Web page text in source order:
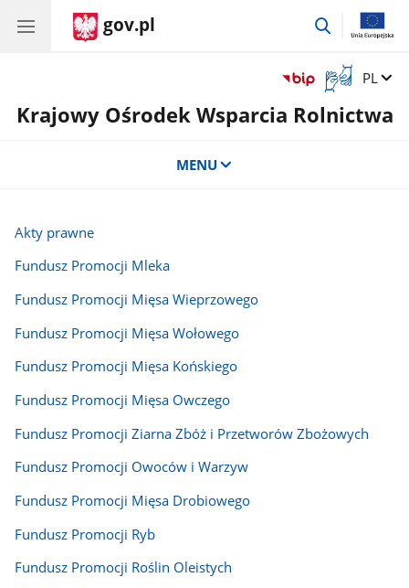
gov.pl
przejdź
Otwórz
okno
z
Zmień
PL
Krajowy Ośrodek Wsparcia Rolnictwa
MENU
Akty prawne
Fundusz Promocji Mleka
Fundusz Promocji Mięsa Wieprzowego
Fundusz Promocji Mięsa Wołowego
Fundusz Promocji Mięsa Końskiego
Fundusz Promocji Mięsa Owczego
Fundusz Promocji Ziarna Zbóż i Przetworów Zbożowych
Fundusz Promocji Owoców i Warzyw
Fundusz Promocji Mięsa Drobiowego
Fundusz Promocji Ryb
Fundusz Promocji Roślin Oleistych